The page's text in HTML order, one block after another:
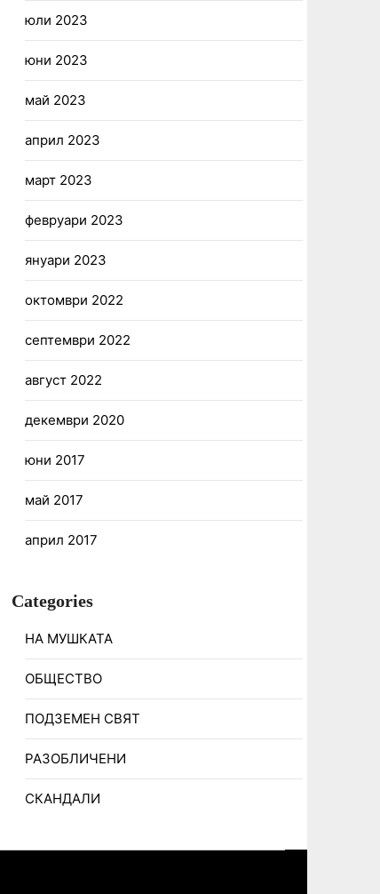
юли 2023
юни 2023
май 2023
април 2023
март 2023
февруари 2023
януари 2023
октомври 2022
септември 2022
август 2022
декември 2020
юни 2017
май 2017
април 2017
Categories
НА МУШКАТА
ОБЩЕСТВО
ПОДЗЕМЕН СВЯТ
РАЗОБЛИЧЕНИ
СКАНДАЛИ